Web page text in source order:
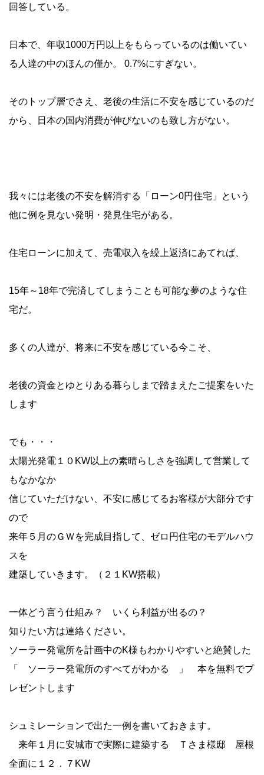
回答している。
日本で、年収1000万円以上をもらっているのは働いてい
る人達の中のほんの僅か。 0.7%にすぎない。
そのトップ層でさえ、老後の生活に不安を感じているのだ
から、日本の国内消費が伸びないのも致し方がない。
我々には老後の不安を解消する「ローン0円住宅」という
他に例を見ない発明・発見住宅がある。
住宅ローンに加えて、売電収入を繰上返済にあてれば、
15年～18年で完済してしまうことも可能な夢のような住
宅だ。
多くの人達が、将来に不安を感じている今こそ、
老後の資金とゆとりある暮らしまで踏まえたご提案をいた
します
でも・・・
太陽光発電１０KW以上の素晴らしさを強調して営業して
もなかなか
信じていただけない、不安に感じてるお客様が大部分です
ので
来年５月のＧＷを完成目指して、ゼロ円住宅のモデルハウ
スを
建築していきます。（２１KW搭載）
一体どう言う仕組み？ いくら利益が出るの？
知りたい方は連絡ください。
ソーラー発電所を計画中のK様もわかりやすいと絶賛した
「 ソーラー発電所のすべてがわかる 」 本を無料でプ
レゼントします
シュミレーションで出た一例を書いておきます。
来年１月に安城市で実際に建築する Ｔさま様邸 屋根
全面に１２．７KW